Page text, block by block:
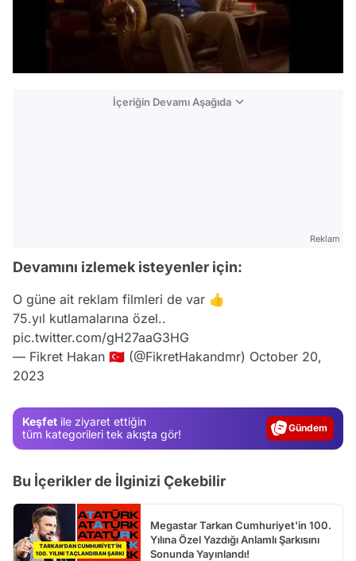
İçeriğin Devamı Aşağıda
Reklam
Devamını izlemek isteyenler için:
O güne ait reklam filmleri de var 👍
75.yıl kutlamalarına özel..
pic.twitter.com/gH27aaG3HG
— Fikret Hakan 🇹🇷 (@FikretHakandmr) October 20,
2023
Keşfet ile ziyaret ettiğin
tüm kategorileri tek akışta gör!
Gündem
Test
Bu İçerikler de İlginizi Çekebilir
Megastar Tarkan Cumhuriyet'in 100.
Yılına Özel Yazdığı Anlamlı Şarkısını
Sonunda Yayınlandı!